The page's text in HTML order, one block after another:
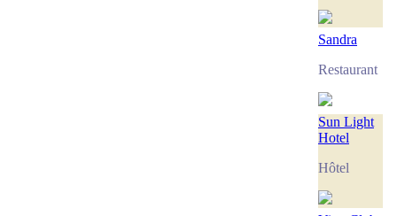
Sandra
Restaurant
Sun Light
Hotel
Hôtel